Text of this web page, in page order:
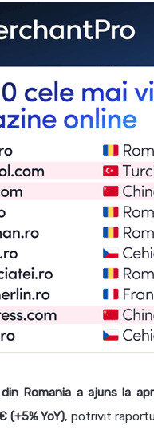
Romania a ajuns la
(+5% YoY), potrivit